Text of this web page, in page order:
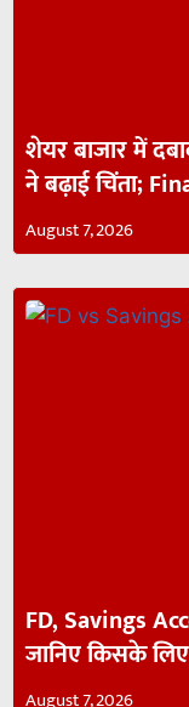
शेयर बाजार में
ने बढ़ाई चिंता;
August 7, 2026
FD, Savings
जानिए किसके
August 7, 2026